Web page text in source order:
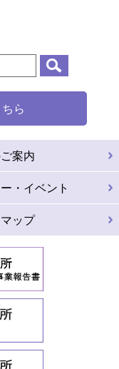
ら
案内
・イベント
ップ